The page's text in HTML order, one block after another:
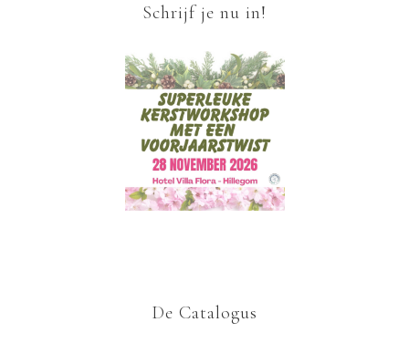
Schrijf je nu in!
De Catalogus